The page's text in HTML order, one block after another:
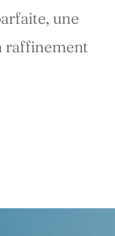
une
raffinement